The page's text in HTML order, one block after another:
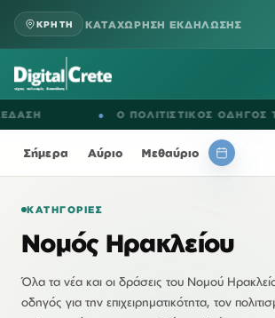
ΚΡΗΤΗ ΚΑΤΑΧΩΡΗΣΗ ΕΚΔΗΛΩΣΗΣ
Ο ΠΟΛΙΤΙΣΤΙΚΟΣ ΟΔΗΓΟΣ ΤΗΣ
Σήμερα Αύριο Μεθαύριο
ΚΑΤΗΓΟΡΊΕΣ
Νομός Ηρακλείου
Όλα τα νέα και οι δράσεις του Νομού
οδηγός για την επιχειρηματικότητα, τον